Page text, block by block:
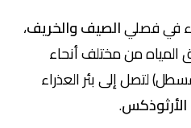
في فصليالصيف والخريف،
المياه من مختلف أنحاء
لتصل إلى بئر العذراء
الأرثوذكس.